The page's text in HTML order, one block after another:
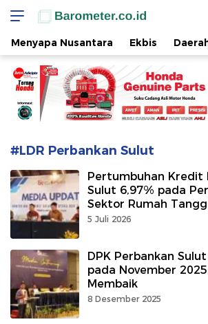
www.barometer.co.id
Berita Terkini di Sulawesi Utara
Menyapa Nusantara Ekbis
#LDR Perbankan Sulut
Pertumbuhan Kredit
Sulut 6,97% pada
Sektor Rumah
Terbesar
5 Juli 2026
DPK Perbankan
pada November
Membaik
8 Desember 2025